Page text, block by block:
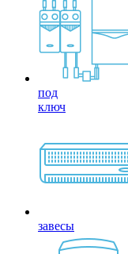
под
ключ
завесы